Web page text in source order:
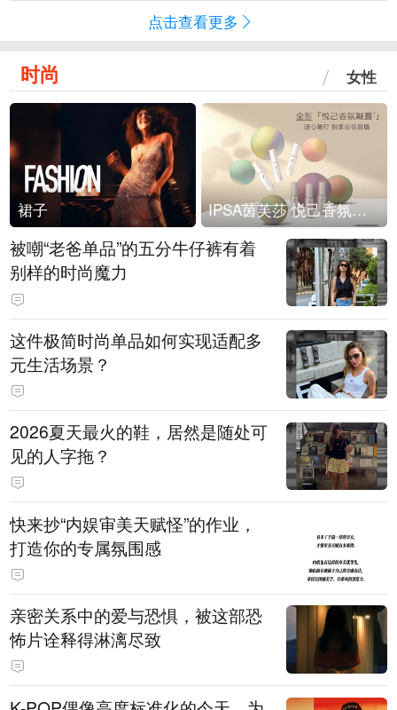
点击查看更多
时尚 女性
裙子 IPSA茵芙莎 悦己香氛凝露上市
被嘲“老爸单品”的五分牛仔裤有着
别样的时尚魔力
这件极简时尚单品如何实现适配多
元生活场景？
2026夏天最火的鞋，居然是随处可
见的人字拖？
快来抄“内娱审美天赋怪”的作业，
打造你的专属氛围感
亲密关系中的爱与恐惧，被这部恐
怖片诠释得淋漓尽致